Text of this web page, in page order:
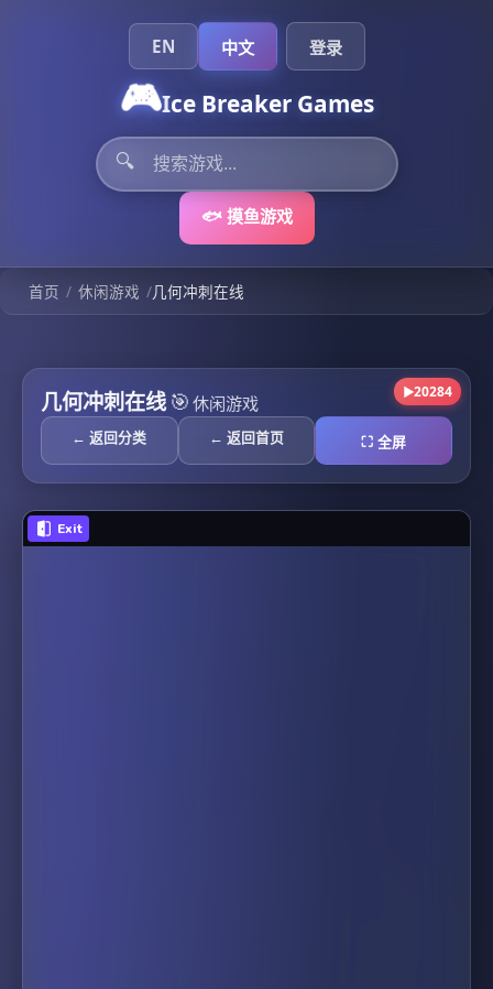
🎮Ice Breaker Games
🔍
🐟 摸鱼游戏
EN 中文 登录
首页 / 休闲游戏 /几何冲刺在线
几何冲刺在线 ▶20284
🎯 休闲游戏
← 返回分类 ← 返回首页 ⛶ 全屏